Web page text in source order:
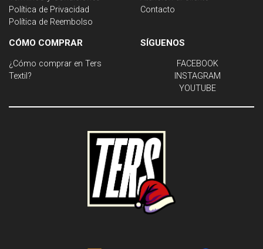
Política de Privacidad
Política de Reembolso
Contacto
CÓMO COMPRAR
¿Cómo comprar en Ters
Textil?
SÍGUENOS
FACEBOOK
INSTAGRAM
YOUTUBE